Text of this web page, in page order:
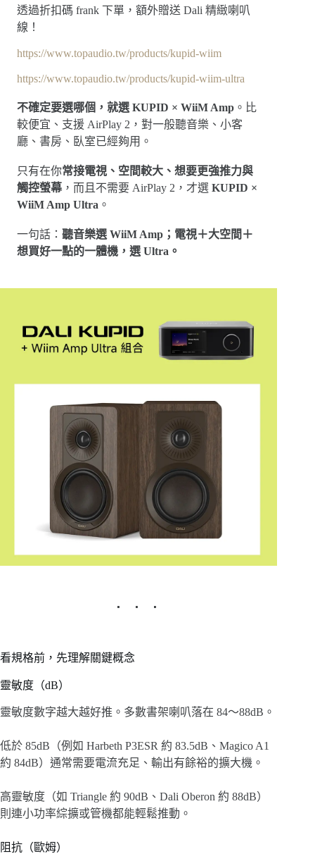
透過折扣碼 frank 下單，額外贈送 Dali 精緻喇叭
線！
https://www.topaudio.tw/products/kupid-wiim
https://www.topaudio.tw/products/kupid-wiim-ultra
不確定要選哪個，就選 KUPID × WiiM Amp 。比
較便宜、支援 AirPlay 2，對一般聽音樂、小客
廳、書房、臥室已經夠用。
只有在你常接電視、空間較大、想要更強推力與
觸控螢幕，而且不需要 AirPlay 2，才選 KUPID ×
WiiM Amp Ultra 。
一句話： 聽音樂選 WiiM Amp；電視＋大空間＋
想買好一點的一體機，選 Ultra。
看規格前，先理解關鍵概念
靈敏度（dB）
靈敏度數字越大越好推。多數書架喇叭落在 84～88dB。
低於 85dB（例如 Harbeth P3ESR 約 83.5dB、Magico A1
約 84dB）通常需要電流充足、輸出有餘裕的擴大機。
高靈敏度（如 Triangle 約 90dB、Dali Oberon 約 88dB）
則連小功率綜擴或管機都能輕鬆推動。
阻抗（歐姆）